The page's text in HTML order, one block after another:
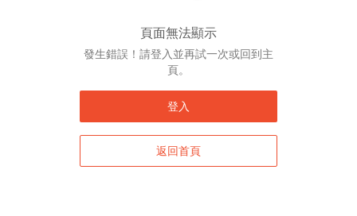
頁面無法顯示
發生錯誤！請登入並再試一次或回到主
頁。
登入
返回首頁